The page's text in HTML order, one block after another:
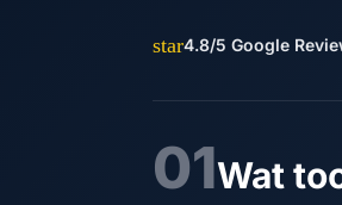
star4.8/5 Google
01Wat